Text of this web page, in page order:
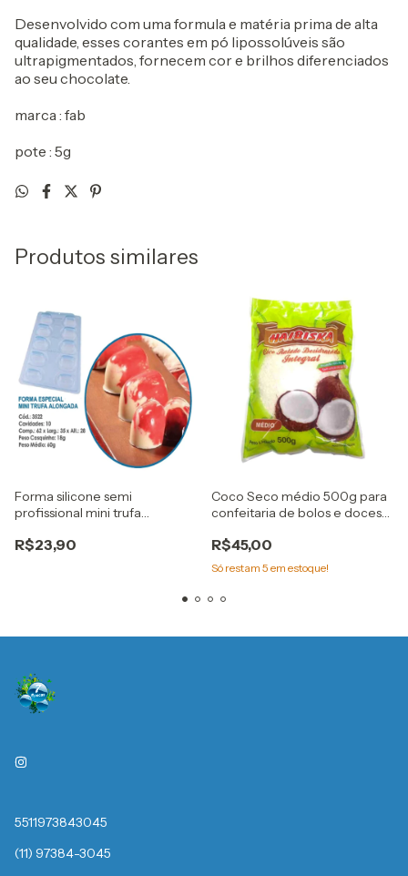
Desenvolvido com uma formula e matéria prima de alta
qualidade, esses corantes em pó lipossolúveis são
ultrapigmentados, fornecem cor e brilhos diferenciados
ao seu chocolate.
marca : fab
pote : 5g
Produtos similares
Forma silicone semi
profissional mini trufa
R$23,90
Coco Seco médio 500g para
confeitaria de bolos e doces
R$45,00
Só restam 5 em estoque!
5511973843045
(11) 97384-3045